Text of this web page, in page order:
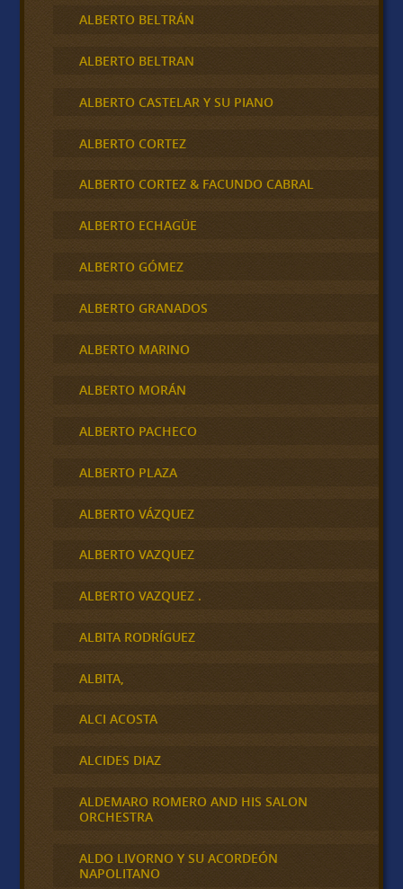
ALBERTO BELTRÁN
ALBERTO BELTRAN
ALBERTO CASTELAR Y SU PIANO
ALBERTO CORTEZ
ALBERTO CORTEZ & FACUNDO CABRAL
ALBERTO ECHAGÜE
ALBERTO GÓMEZ
ALBERTO GRANADOS
ALBERTO MARINO
ALBERTO MORÁN
ALBERTO PACHECO
ALBERTO PLAZA
ALBERTO VÁZQUEZ
ALBERTO VAZQUEZ
ALBERTO VAZQUEZ .
ALBITA RODRÍGUEZ
ALBITA,
ALCI ACOSTA
ALCIDES DIAZ
ALDEMARO ROMERO AND HIS SALON
ORCHESTRA
ALDO LIVORNO Y SU ACORDEÓN
NAPOLITANO